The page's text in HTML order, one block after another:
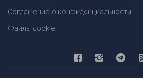
Соглашение о конфиденциальности
Файлы cookie